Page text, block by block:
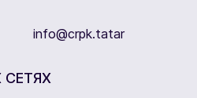
info@crpk.tatar